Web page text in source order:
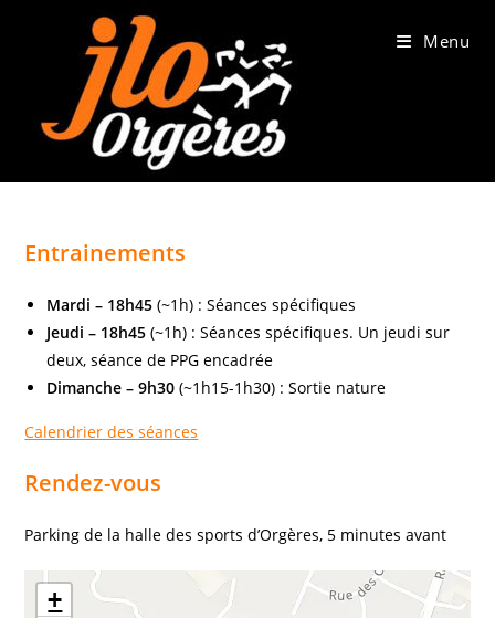
Menu
Entrainements
Mardi – 18h45 (~1h) : Séances spécifiques
Jeudi – 18h45 (~1h) : Séances spécifiques. Un jeudi sur
deux, séance de PPG encadrée
Dimanche – 9h30 (~1h15-1h30) : Sortie nature
Calendrier des séances
Rendez-vous
Parking de la halle des sports d’Orgères, 5 minutes avant
+